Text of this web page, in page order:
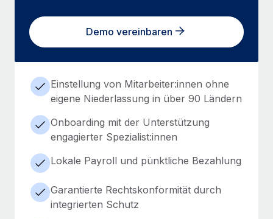
Demo vereinbaren
Einstellung von Mitarbeiter:innen ohne
eigene Niederlassung in über 90 Ländern
Onboarding mit der Unterstützung
engagierter Spezialist:innen
Lokale Payroll und pünktliche Bezahlung
Garantierte Rechtskonformität durch
integrierten Schutz